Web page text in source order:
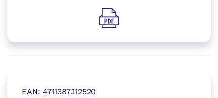
EAN: 4711387312520
(si apre in una nuova